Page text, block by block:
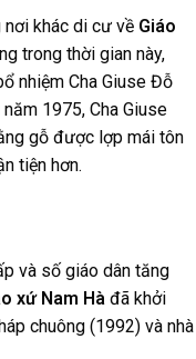
nơi khác di cư về Giáo
trong thời gian này,
nhiệm Cha Giuse Đỗ
1975, Cha Giuse
gỗ được lợp mái tôn
tiện hơn.
và số giáo dân tăng
xứ Nam Hà đã khởi
chuông (1992) và nhà